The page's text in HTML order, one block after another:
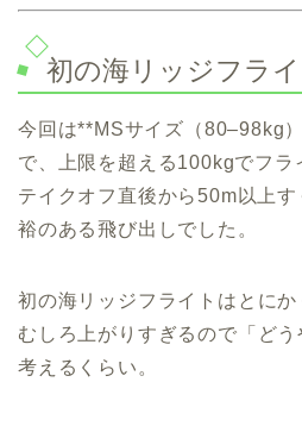
初の海リッジフライ
今回は**MSサイズ（80–98kg
で、上限を超える100kgでフラ
テイクオフ直後から50m以上
裕のある飛び出しでした。
初の海リッジフライトはとにか
むしろ上がりすぎるので「ど
考えるくらい。